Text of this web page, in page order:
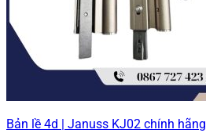
Bản lề 4d | Januss KJ02 chính hãng